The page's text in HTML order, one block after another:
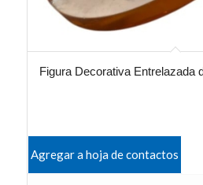
Figura Decorativa Entrelazada
Agregar a hoja de contactos